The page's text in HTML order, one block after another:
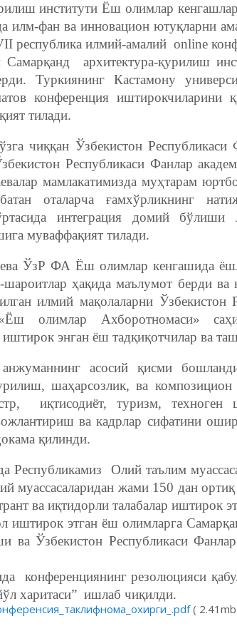
институти Ёш олимлар
илм-фан ва инновацион ютуқларни
республика илмий-амалий online
Самарқанд архитектура-қурилиш
Туркиянинг Кастамону
конференция иштирокчиларини
тилади.
чиққан Ўзбекистон
Республикаси Фанлар
мамлакатимизда муҳтарам
оталарча ғамхўрликнинг
интеграция домий бўлиши
муваффақият тилади.
ЎзР ФА Ёш олимлар кенгашида
шароитлар ҳақида маълумот берди
илмий мақолаларни
олимлар Ахборотномаси»
энган ёш тадқиқотчилар ва
асосий қисми
шаҳарсозлик, ва
иқтисодиёт, туризм, техноген
ва кадрлар сифатини
қилинди.
Республикамиз Олий таълим
муассасаларидан жами 150 дан
ва иқтидорли талабалар иштирок
иштирок этган ёш олимларга
ва Ўзбекистон Республикаси
конференциянинг резолюцияси
“йўл харитаси” ишлаб
(